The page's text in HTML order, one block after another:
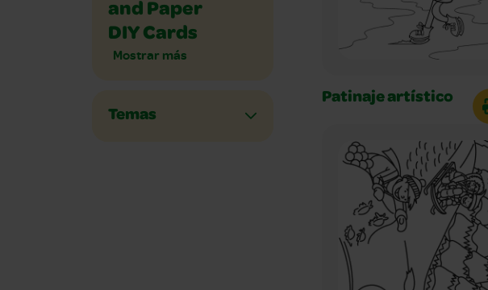
and Paper
DIY Cards
Mostrar más
Temas
Patinaje artístico